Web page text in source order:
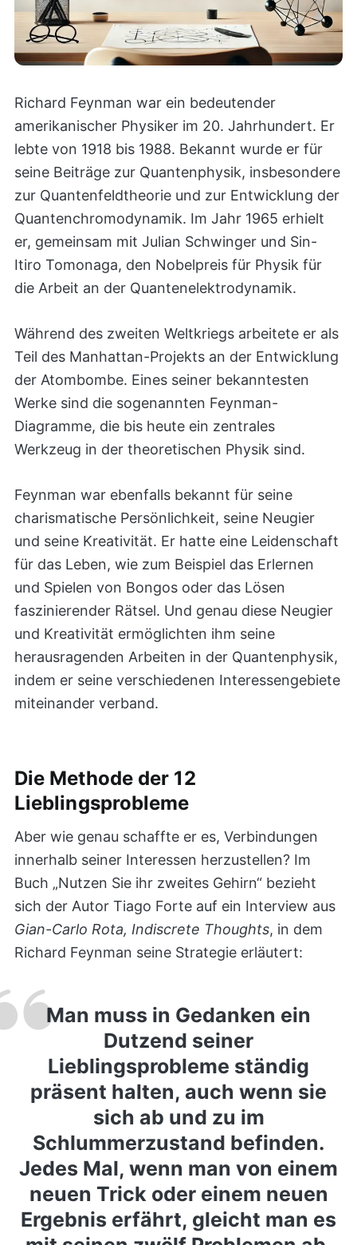
Richard Feynman war ein bedeutender
amerikanischer Physiker im 20. Jahrhundert. Er
lebte von 1918 bis 1988. Bekannt wurde er für
seine Beiträge zur Quantenphysik, insbesondere
zur Quantenfeldtheorie und zur Entwicklung der
Quantenchromodynamik. Im Jahr 1965 erhielt
er, gemeinsam mit Julian Schwinger und Sin-
Itiro Tomonaga, den Nobelpreis für Physik für
die Arbeit an der Quantenelektrodynamik.
Während des zweiten Weltkriegs arbeitete er als
Teil des Manhattan-Projekts an der Entwicklung
der Atombombe. Eines seiner bekanntesten
Werke sind die sogenannten Feynman-
Diagramme, die bis heute ein zentrales
Werkzeug in der theoretischen Physik sind.
Feynman war ebenfalls bekannt für seine
charismatische Persönlichkeit, seine Neugier
und seine Kreativität. Er hatte eine Leidenschaft
für das Leben, wie zum Beispiel das Erlernen
und Spielen von Bongos oder das Lösen
faszinierender Rätsel. Und genau diese Neugier
und Kreativität ermöglichten ihm seine
herausragenden Arbeiten in der Quantenphysik,
indem er seine verschiedenen Interessengebiete
miteinander verband.
Die Methode der 12
Lieblingsprobleme
Aber wie genau schaffte er es, Verbindungen
innerhalb seiner Interessen herzustellen? Im
Buch „Nutzen Sie ihr zweites Gehirn“ bezieht
sich der Autor Tiago Forte auf ein Interview aus
Gian-Carlo Rota, Indiscrete Thoughts, in dem
Richard Feynman seine Strategie erläutert:
Man muss in Gedanken ein
Dutzend seiner
Lieblingsprobleme ständig
präsent halten, auch wenn sie
sich ab und zu im
Schlummerzustand befinden.
Jedes Mal, wenn man von einem
neuen Trick oder einem neuen
Ergebnis erfährt, gleicht man es